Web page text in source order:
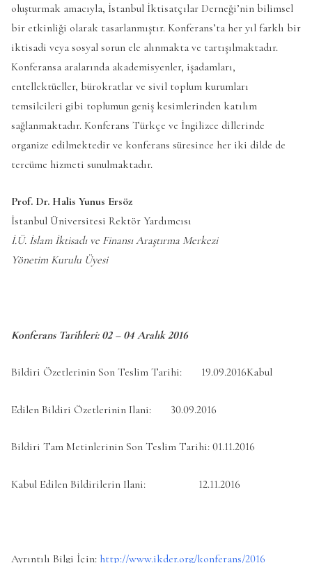
oluşturmak amacıyla, İstanbul İktisatçılar Derneği’nin bilimsel
bir etkinliği olarak tasarlanmıştır. Konferans’ta her yıl farklı bir
iktisadi veya sosyal sorun ele alınmakta ve tartışılmaktadır.
Konferansa aralarında akademisyenler, işadamları,
entellektüeller, bürokratlar ve sivil toplum kurumları
temsilcileri gibi toplumun geniş kesimlerinden katılım
sağlanmaktadır. Konferans Türkçe ve İngilizce dillerinde
organize edilmektedir ve konferans süresince her iki dilde de
tercüme hizmeti sunulmaktadır.
Prof. Dr. Halis Yunus Ersöz
İstanbul Üniversitesi Rektör Yardımcısı
İ.Ü. İslam İktisadı ve Finansı Araştırma Merkezi
Yönetim Kurulu Üyesi
Konferans Tarihleri: 02 – 04 Aralık 2016
Bildiri Özetlerinin Son Teslim Tarihi: 19.09.2016Kabul
Edilen Bildiri Özetlerinin Ilani: 30.09.2016
Bildiri Tam Metinlerinin Son Teslim Tarihi: 01.11.2016
Kabul Edilen Bildirilerin Ilani: 12.11.2016
Ayrıntılı Bilgi İçin: http://www.ikder.org/konferans/2016